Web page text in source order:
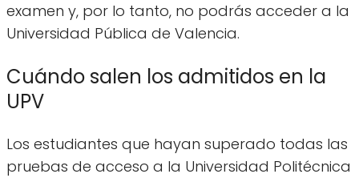
examen y, por lo tanto, no podrás acceder a la
Universidad Pública de Valencia.
Cuándo salen los admitidos en la
UPV
Los estudiantes que hayan superado todas las
pruebas de acceso a la Universidad Politécnica